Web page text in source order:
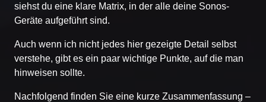
siehst du eine klare Matrix, in der alle deine Sonos-
Geräte aufgeführt sind.
Auch wenn ich nicht jedes hier gezeigte Detail selbst
verstehe, gibt es ein paar wichtige Punkte, auf die man
hinweisen sollte.
Nachfolgend finden Sie eine kurze Zusammenfassung –